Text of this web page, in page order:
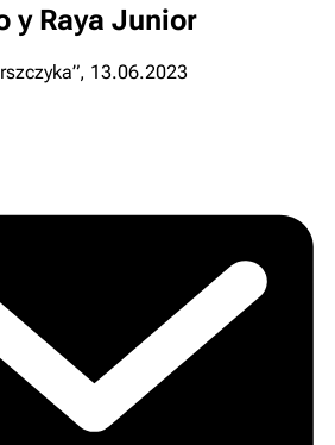
y Raya Junior
, 13.06.2023